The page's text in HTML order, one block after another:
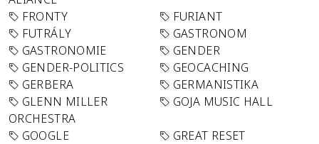
FRONTY
FURIANT
FUTRÁLY
GASTRONOM
GASTRONOMIE
GENDER
GENDER-POLITICS
GEOCACHING
GERBERA
GERMANISTIKA
GLENN MILLER
ORCHESTRA
GOJA MUSIC HALL
GOOGLE
GREAT RESET